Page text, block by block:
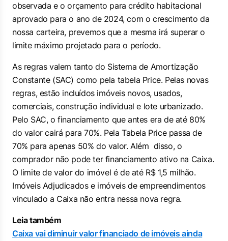
observada e o orçamento para crédito habitacional
aprovado para o ano de 2024, com o crescimento da
nossa carteira, prevemos que a mesma irá superar o
limite máximo projetado para o período.
As regras valem tanto do Sistema de Amortização
Constante (SAC) como pela tabela Price. Pelas novas
regras, estão incluídos imóveis novos, usados,
comerciais, construção individual e lote urbanizado.
Pelo SAC, o financiamento que antes era de até 80%
do valor cairá para 70%. Pela Tabela Price passa de
70% para apenas 50% do valor. Além disso, o
comprador não pode ter financiamento ativo na Caixa.
O limite de valor do imóvel é de até R$ 1,5 milhão.
Imóveis Adjudicados e imóveis de empreendimentos
vinculado a Caixa não entra nessa nova regra.
Leia também
Caixa vai diminuir valor financiado de imóveis ainda